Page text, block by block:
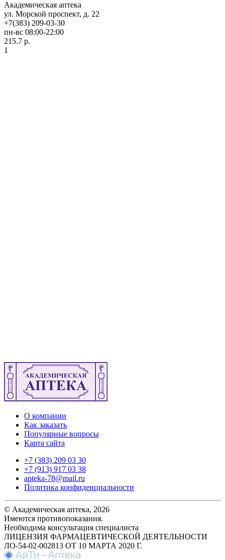
Академическая аптека
ул. Морской проспект, д. 22
+7(383) 209-03-30
пн-вс 08:00-22:00
215.7 р.
1
О компании
Как заказать
Популярные вопросы
Карта сайта
+7 (383) 209 03 30
+7 (913) 917 03 38
apteka-78@mail.ru
Политика конфиденциальности
© Академическая аптека, 2026
Имеются противопоказания.
Необходима консультация специалиста
ЛИЦЕНЗИЯ ФАРМАЦЕВТИЧЕСКОЙ ДЕЯТЕЛЬНОСТИ
ЛО-54-02-002813 ОТ 10 МАРТА 2020 Г.